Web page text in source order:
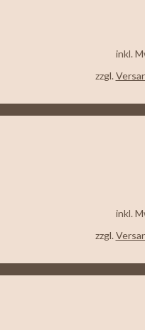
inkl.
zzgl.
inkl.
zzgl.